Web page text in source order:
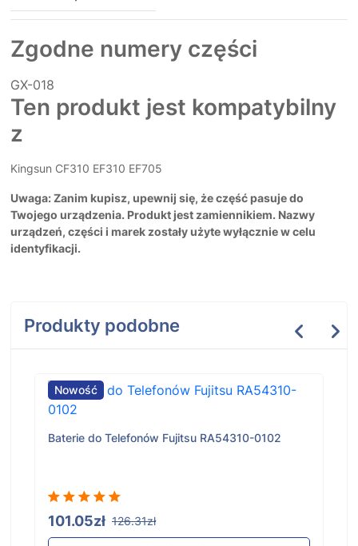
Zgodne numery części
GX-018
Ten produkt jest kompatybilny
z
Kingsun CF310 EF310 EF705
Uwaga: Zanim kupisz, upewnij się, że część pasuje do
Twojego urządzenia. Produkt jest zamiennikiem. Nazwy
urządzeń, części i marek zostały użyte wyłącznie w celu
identyfikacji.
Produkty podobne
Nowość
Baterie do Telefonów Fujitsu RA54310-0102
101.05zł 126.31zł